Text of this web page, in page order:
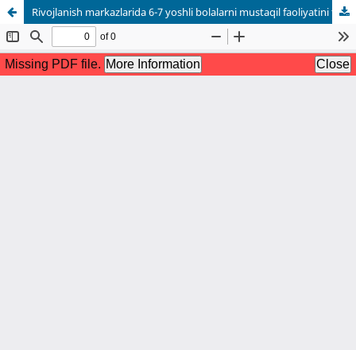
Rivojlanish markazlarida 6-7 yoshli bolalarni mustaqil faoliyatini tashkil etish